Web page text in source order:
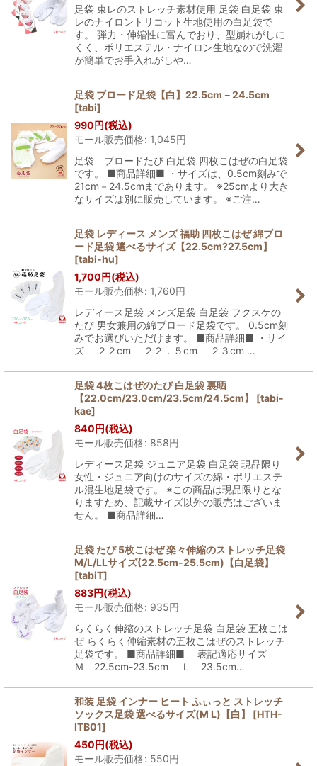
足袋 東レのストレッチ素材使用 足袋 白足袋 東
レのナイロントリコット生地使用の白足袋で
す。 弾力・伸縮性に富んでおり、型崩れがしに
くく、ポリエステル・ナイロン生地なので洗濯
が簡単でお手入れがしや…
足袋 ブロード足袋【白】22.5cm－24.5cm
[tabi]
990円(税込)
モール販売価格: 1,045円
足袋 ブロードたび 白足袋 四枚こはぜの白足袋
です。 ■商品詳細■ ・サイズは、0.5cm刻みで
21cm－24.5cmまであります。 ※25cmより大き
なサイズは別に販売しています。 ※ご注…
足袋 レディース メンズ 福助 四枚こはぜ 綿ブロ
ード足袋 選べるサイズ【22.5cm?27.5cm】
[tabi-hu]
1,700円(税込)
モール販売価格: 1,760円
レディース足袋 メンズ足袋 白足袋 フクスケの
たび 男女兼用の綿ブロード足袋です。 0.5cm刻
みでお選びいただけます。 ■商品詳細■ ・サイ
ズ ２２cm ２２．５cm ２３cm …
足袋 4枚こはぜのたび 白足袋 裏晒
【22.0cm/23.0cm/23.5cm/24.5cm】
[tabi-
kae]
840円(税込)
モール販売価格: 858円
レディース足袋 ジュニア足袋 白足袋 現品限り
女性・ジュニア向けのサイズの綿・ポリエステ
ル混生地足袋です。 ※この商品は現品限りとな
りますため、記載サイズ以外の販売はございま
せん。 ■商品詳細…
足袋 たび 5枚こはぜ 楽々伸縮のストレッチ足袋
M/L/LLサイズ(22.5cm-25.5cm)【白足袋】
[tabiT]
883円(税込)
モール販売価格: 935円
らくらく伸縮のストレッチ足袋 白足袋 五枚こは
ぜ らくらく伸縮素材の五枚こはぜのストレッチ
足袋です。 ■商品詳細■ 表記適応サイズ
Ｍ 22.5cm-23.5cm Ｌ 23.5cm…
和装 足袋 インナー ヒート ふぃっと ストレッチ
ソックス足袋 選べるサイズ(M L)【白】
[HTH-
ITB01]
450円(税込)
モール販売価格: 550円